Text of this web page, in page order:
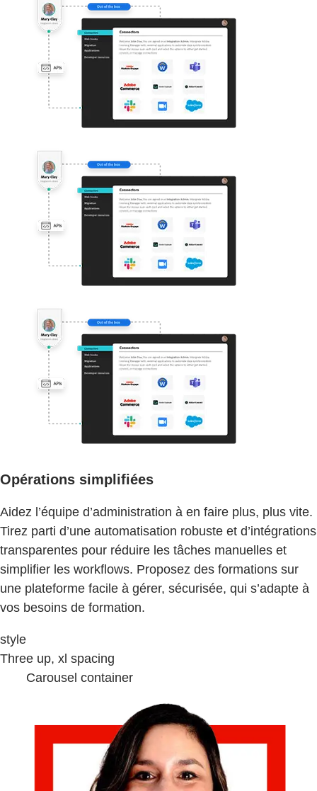
Opérations simplifiées
Aidez l’équipe d’administration à en faire plus, plus vite.
Tirez parti d’une automatisation robuste et d’intégrations
transparentes pour réduire les tâches manuelles et
simplifier les workflows. Proposez des formations sur
une plateforme facile à gérer, sécurisée, qui s’adapte à
vos besoins de formation.
style
Three up, xl spacing
Carousel container